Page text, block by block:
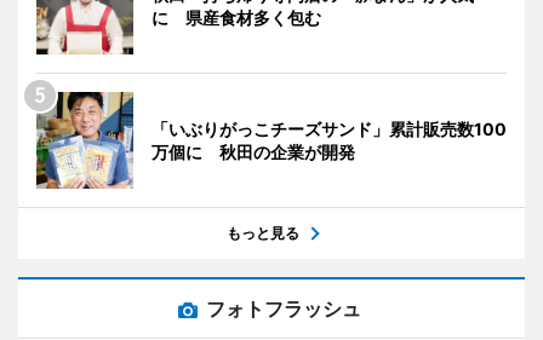
に 県産食材多く包む
「いぶりがっこチーズサンド」累計販売数100
万個に 秋田の企業が開発
もっと見る
フォトフラッシュ